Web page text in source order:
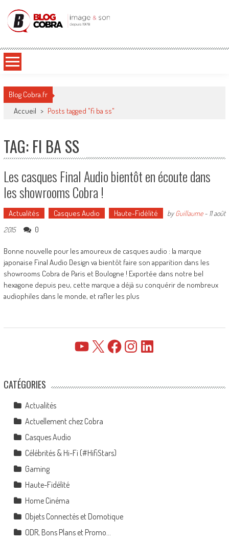
Blog Cobra
Blog Cobra.fr
Accueil > Posts tagged "fi ba ss"
TAG: FI BA SS
Les casques Final Audio bientôt en écoute dans
les showrooms Cobra !
Actualités Casques Audio Haute-Fidélité byGuillaume- 11 août
2015
0
Bonne nouvelle pour les amoureux de casques audio : la marque
japonaise Final Audio Design va bientôt faire son apparition dans les
showrooms Cobra de Paris et Boulogne ! Exportée dans notre bel
hexagone depuis peu, cette marque a déjà su conquérir de nombreux
audiophiles dans le monde, et rafler les plus
YouTube FacebookInstagramLinkedIn
CATÉGORIES
Actualités
Actuellement chez Cobra
Casques Audio
Célébrités & Hi-Fi (#HifiStars)
Gaming
Haute-Fidélité
Home Cinéma
Objets Connectés et Domotique
ODR, Bons Plans et Promo…